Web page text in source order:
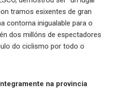
tramos esixentes de gran
contorna inigualable para o
dos millóns de espectadores
do ciclismo por todo o
na provincia